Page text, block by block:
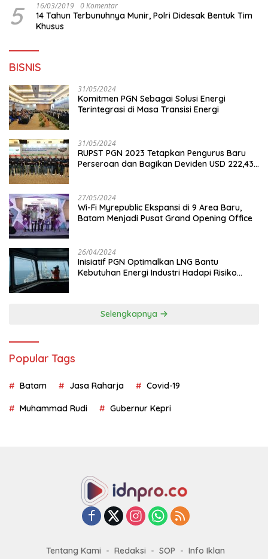
5 16/03/2019 0 Komentar
14 Tahun Terbunuhnya Munir, Polri Didesak Bentuk Tim
Khusus
BISNIS
31/05/2024
Komitmen PGN Sebagai Solusi Energi
Terintegrasi di Masa Transisi Energi
31/05/2024
RUPST PGN 2023 Tetapkan Pengurus Baru
Perseroan dan Bagikan Deviden USD 222,43
27/05/2024
Wi-Fi Myrepublic Ekspansi di 9 Area Baru,
Batam Menjadi Pusat Grand Opening Office
26/04/2024
Inisiatif PGN Optimalkan LNG Bantu
Kebutuhan Energi Industri Hadapi Risiko
Selengkapnya
Popular Tags
Batam Jasa Raharja Covid-19
Muhammad Rudi Gubernur Kepri
Tentang Kami Redaksi SOP Info Iklan